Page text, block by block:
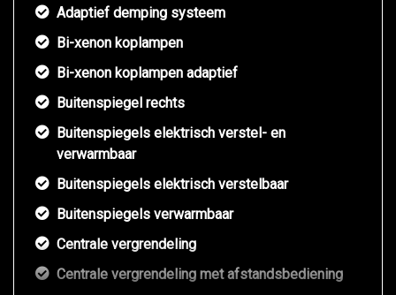
Adaptief demping systeem
Bi-xenon koplampen
Bi-xenon koplampen adaptief
Buitenspiegel rechts
Buitenspiegels elektrisch verstel- en
verwarmbaar
Buitenspiegels elektrisch verstelbaar
Buitenspiegels verwarmbaar
Centrale vergrendeling
Centrale vergrendeling met afstandsbediening